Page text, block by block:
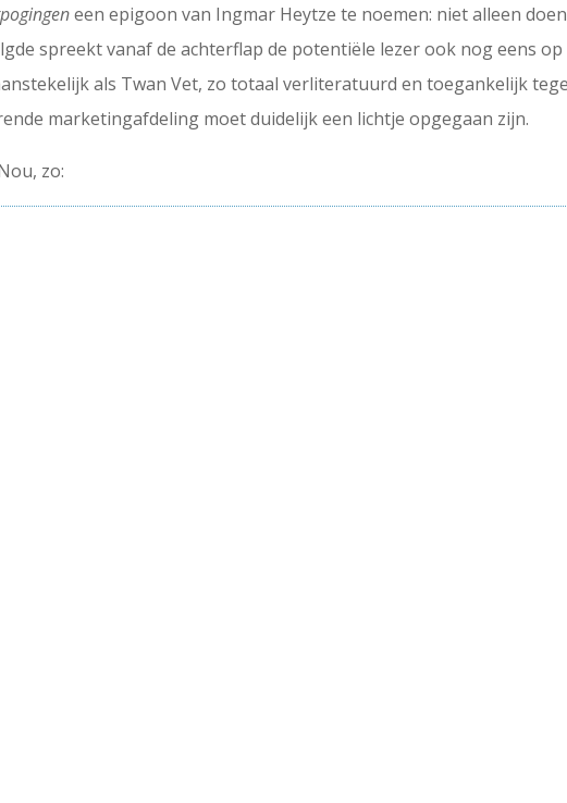
een epigoon van Ingmar Heytze te noemen: niet alleen
spreekt vanaf de achterflap de potentiële lezer ook nog eens op
als Twan Vet, zo totaal verliteratuurd en toegankelijk
marketingafdeling moet duidelijk een lichtje opgegaan zijn.
zo: